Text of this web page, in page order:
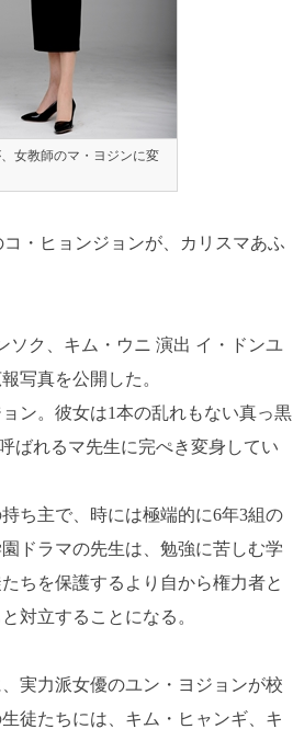
女教師のマ・ヨジンに変
・ヒョンジョンが、カリスマあふ
ソク、キム・ウニ 演出 イ・ドンユ
写真を公開した。
ン。彼女は1本の乱れもない真っ黒
ばれるマ先生に完ぺき変身してい
ち主で、時には極端的に6年3組の
ドラマの先生は、勉強に苦しむ学
ちを保護するより自から権力者と
対立することになる。
実力派女優のユン・ヨジョンが校
徒たちには、キム・ヒャンギ、キ